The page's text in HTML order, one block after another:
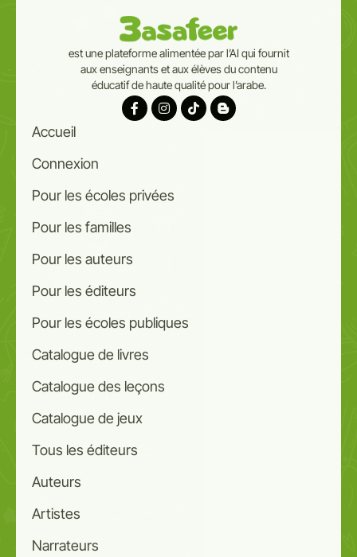
est une plateforme alimentée par l’AI qui fournit
aux enseignants et aux élèves du contenu
éducatif de haute qualité pour l’arabe.
Accueil
Connexion
Pour les écoles privées
Pour les familles
Pour les auteurs
Pour les éditeurs
Pour les écoles publiques
Catalogue de livres
Catalogue des leçons
Catalogue de jeux
Tous les éditeurs
Auteurs
Artistes
Narrateurs